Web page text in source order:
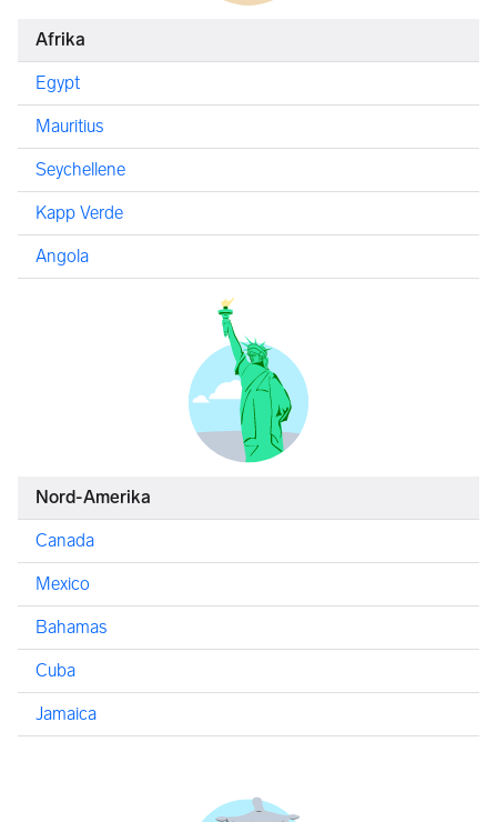
Afrika
Egypt
Mauritius
Seychellene
Kapp Verde
Angola
Nord-Amerika
Canada
Mexico
Bahamas
Cuba
Jamaica